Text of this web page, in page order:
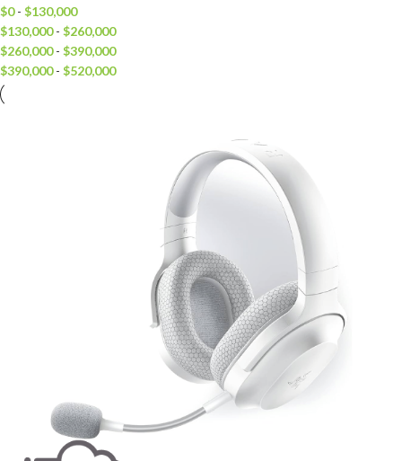
$0- $130,000
$130,000- $260,000
$260,000- $390,000
$390,000- $520,000